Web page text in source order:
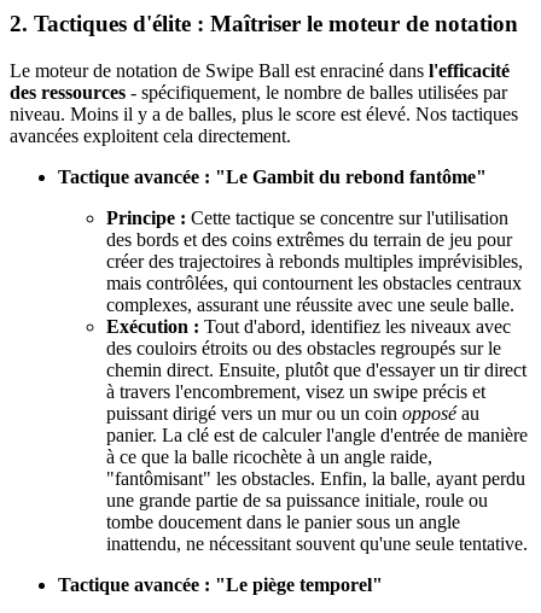
2. Tactiques d'élite : Maîtriser le moteur de notation
Le moteur de notation de Swipe Ball est enraciné dans l'efficacité
des ressources - spécifiquement, le nombre de balles utilisées par
niveau. Moins il y a de balles, plus le score est élevé. Nos tactiques
avancées exploitent cela directement.
Tactique avancée : "Le Gambit du rebond fantôme"
Principe : Cette tactique se concentre sur l'utilisation
des bords et des coins extrêmes du terrain de jeu pour
créer des trajectoires à rebonds multiples imprévisibles,
mais contrôlées, qui contournent les obstacles centraux
complexes, assurant une réussite avec une seule balle.
Exécution : Tout d'abord, identifiez les niveaux avec
des couloirs étroits ou des obstacles regroupés sur le
chemin direct. Ensuite, plutôt que d'essayer un tir direct
à travers l'encombrement, visez un swipe précis et
puissant dirigé vers un mur ou un coin opposéau
panier. La clé est de calculer l'angle d'entrée de manière
à ce que la balle ricochète à un angle raide,
"fantômisant" les obstacles. Enfin, la balle, ayant perdu
une grande partie de sa puissance initiale, roule ou
tombe doucement dans le panier sous un angle
inattendu, ne nécessitant souvent qu'une seule tentative.
Tactique avancée : "Le piège temporel"